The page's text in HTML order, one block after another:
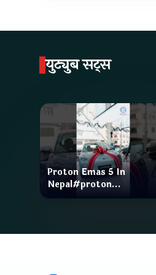
युट्युब सट्स
Proton Emas 5 In
Nepal#proton